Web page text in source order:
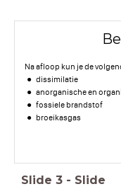
Na afloop kun je de
dissimilatie
anorganische en
fossiele brandstof
broeikasgas
Slide 3 - Slide